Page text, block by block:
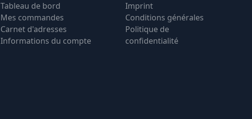
Tableau de bord
Mes commandes
Carnet d'adresses
Informations du compte
Imprint
Conditions générales
Politique de
confidentialité